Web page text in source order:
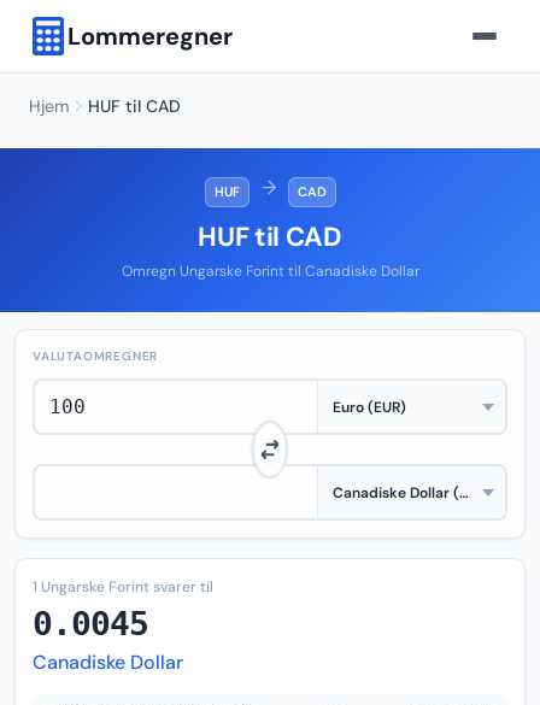
Lommeregner
Hjem HUF til CAD
HUF → CAD
HUF til CAD
Omregn Ungarske Forint til Canadiske Dollar
VALUTAOMREGNER
1 Ungarske Forint svarer til
0.0045
Canadiske Dollar